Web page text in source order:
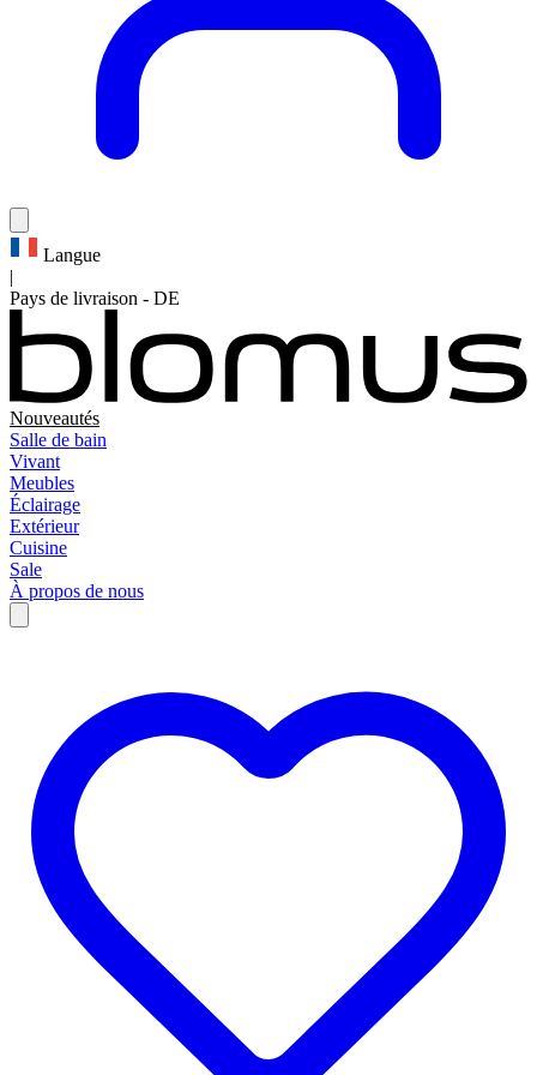
Langue
|
Pays de livraison - DE
Nouveautés
Salle de bain
Vivant
Meubles
Éclairage
Extérieur
Cuisine
Sale
À propos de nous